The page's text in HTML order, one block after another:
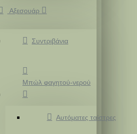
Αξεσουάρ
Συντριβάνια
Μπώλ φαγητού-νερού
Αυτόματες ταίστρες